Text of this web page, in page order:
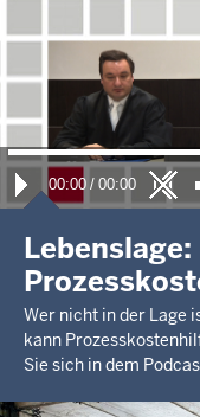
Letzte Aktualisierung:
Heute, 04:25 Uhr
00:00 / 00:00
Wer nicht in der Lage
kann
Sie sich in dem